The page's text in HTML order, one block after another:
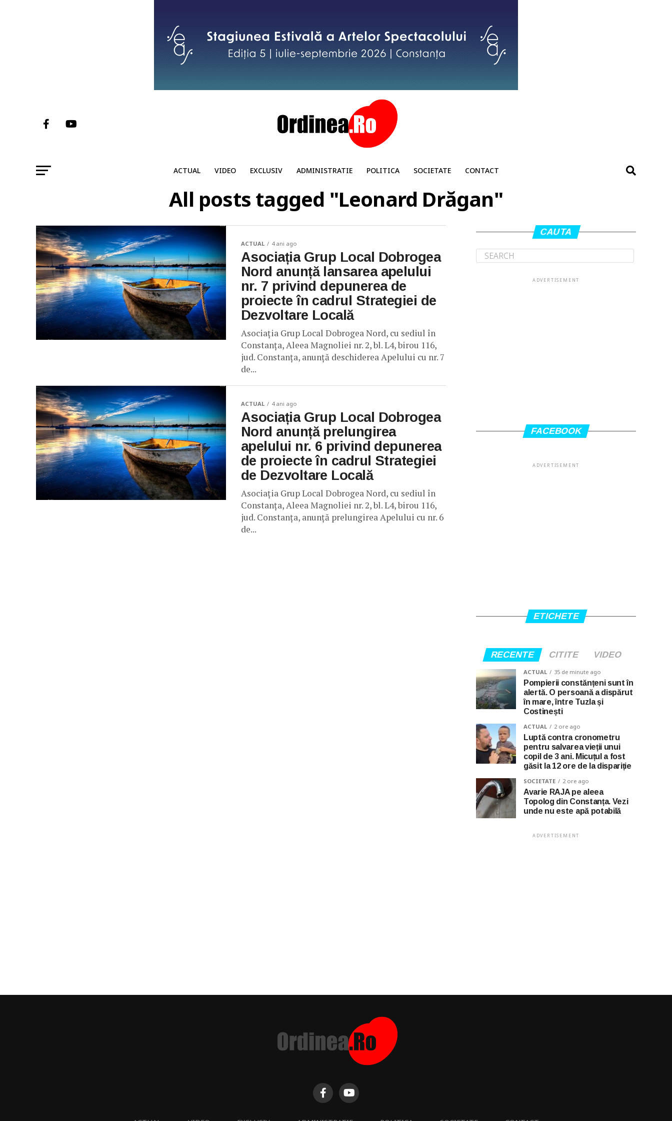
ACTUAL VIDEO EXCLUSIV ADMINISTRATIE POLITICA SOCIETATE CONTACT
All posts tagged "Leonard Drăgan"
ACTUAL 4 ani ago
Asociația Grup Local Dobrogea
Nord anunță lansarea apelului
nr. 7 privind depunerea de
proiecte în cadrul Strategiei de
Dezvoltare Locală
Asociația Grup Local Dobrogea Nord, cu sediul în
Constanța, Aleea Magnoliei nr. 2, bl. L4, birou 116,
jud. Constanța, anunță deschiderea Apelului cu nr. 7
de...
ACTUAL 4 ani ago
Asociația Grup Local Dobrogea
Nord anunță prelungirea
apelului nr. 6 privind depunerea
de proiecte în cadrul Strategiei
de Dezvoltare Locală
Asociația Grup Local Dobrogea Nord, cu sediul în
Constanța, Aleea Magnoliei nr. 2, bl. L4, birou 116,
jud. Constanța, anunță prelungirea Apelului cu nr. 6
de...
CAUTA
ADVERTISEMENT
FACEBOOK
ADVERTISEMENT
ETICHETE
RECENTE CITITE VIDEO
ACTUAL 35 de minute ago
Pompierii constănțeni sunt în
alertă. O persoană a dispărut
în mare, între Tuzla și
Costinești
ACTUAL 2 ore ago
Luptă contra cronometru
pentru salvarea vieții unui
copil de 3 ani. Micuțul a fost
găsit la 12 ore de la dispariție
SOCIETATE 2 ore ago
Avarie RAJA pe aleea
Topolog din Constanța. Vezi
unde nu este apă potabilă
ADVERTISEMENT